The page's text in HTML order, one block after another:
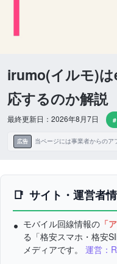
irumo(イルモ)
応するのか解説
最終更新日：2026年8月7日
広告 当ページには事業者からのア
サイト・運営者
モバイル回線情報の 「
る「格安スマホ・格安
メディアです。 運営：